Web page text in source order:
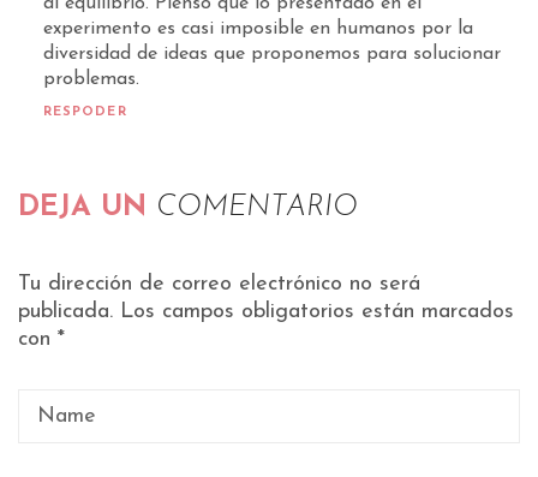
experimento es casi imposible en humanos por la
diversidad de ideas que proponemos para solucionar
problemas.
RESPODER
DEJA UN COMENTARIO
Tu dirección de correo electrónico no será
publicada. Los campos obligatorios están marcados
con *